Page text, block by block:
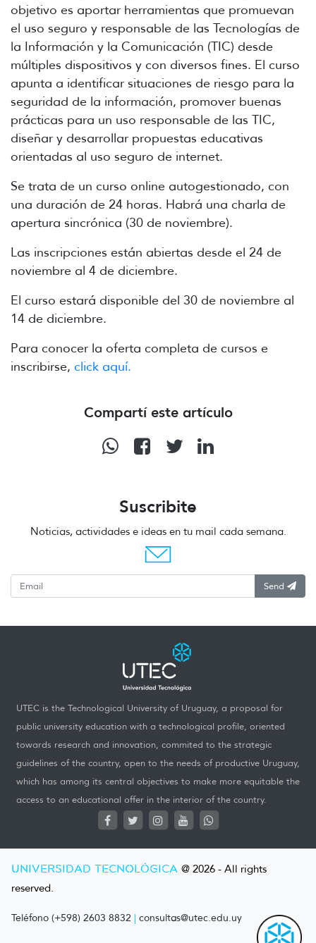
objetivo es aportar herramientas que promuevan
el uso seguro y responsable de las Tecnologías de
la Información y la Comunicación (TIC) desde
múltiples dispositivos y con diversos fines. El curso
apunta a identificar situaciones de riesgo para la
seguridad de la información, promover buenas
prácticas para un uso responsable de las TIC,
diseñar y desarrollar propuestas educativas
orientadas al uso seguro de internet.
Se trata de un curso online autogestionado, con
una duración de 24 horas. Habrá una charla de
apertura sincrónica (30 de noviembre).
Las inscripciones están abiertas desde el 24 de
noviembre al 4 de diciembre.
El curso estará disponible del 30 de noviembre al
14 de diciembre.
Para conocer la oferta completa de cursos e
inscribirse, click aquí.
Compartí este artículo
Suscribite
Noticias, actividades e ideas en tu mail cada semana.
Send
UTEC is the Technological University of Uruguay, a proposal for
public university education with a technological profile, oriented
towards research and innovation, commited to the strategic
guidelines of the country, open to the needs of productive Uruguay,
which has among its central objectives to make more equitable the
access to an educational offer in the interior of the country.
UNIVERSIDAD TECNOLÓGICA @ 2026 - All rights
reserved.
Teléfono (+598) 2603 8832 | consultas@utec.edu.uy